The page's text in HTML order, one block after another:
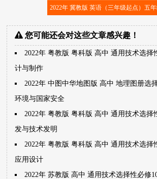
2022年 冀教版 英语（三年级起点）五
您可能还会对这些文章感兴趣！
2022年 粤教版 粤科版 高中 通用技术选择
计与制作
2022年 中图中华地图版 高中 地理图册选
环境与国家安全
2022年 粤教版 粤科版 高中 通用技术选择
发与技术发明
2022年 粤教版 粤科版 高中 通用技术选择
应用设计
2022年 苏教版 高中 通用技术选择性必修